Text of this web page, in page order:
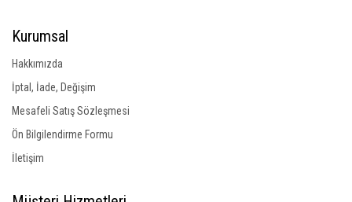
Kurumsal
Hakkımızda
İptal, İade, Değişim
Mesafeli Satış Sözleşmesi
Ön Bilgilendirme Formu
İletişim